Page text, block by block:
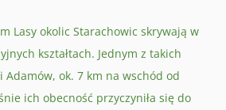
Lasy okolic Starachowic skrywają w
kształtach. Jednym z takich
Adamów, ok. 7 km na wschód od
ich obecność przyczyniła się do